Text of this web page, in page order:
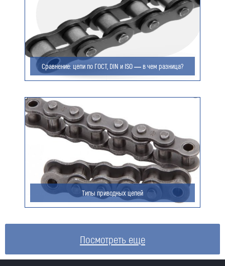
Сравнение: цепи по ГОСТ, DIN и ISO — в чем разница?
Типы приводных цепей
Посмотреть еще
Я даю согласие на обработку моих персональных
данных (ФИО/Компания, телефон, email) компанией
ООО «ЦЕПЬИНВЕСТ».
Посмотреть текст согласия